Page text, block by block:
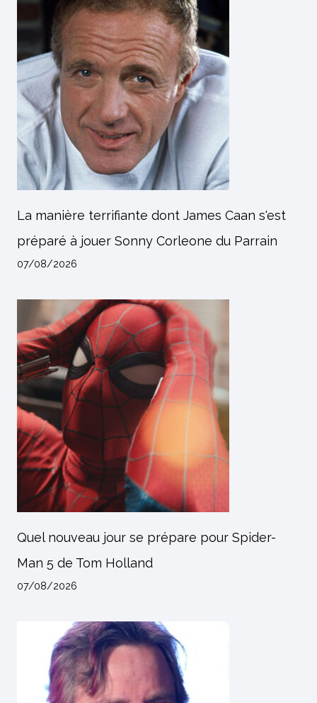
La manière terrifiante dont James Caan s'est
préparé à jouer Sonny Corleone du Parrain
07/08/2026
Quel nouveau jour se prépare pour Spider-
Man 5 de Tom Holland
07/08/2026